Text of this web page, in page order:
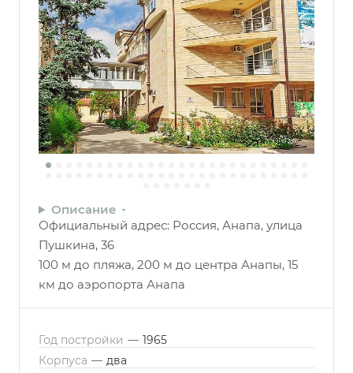
Описание
Официальный адрес: Россия, Анапа, улица
Пушкина, 36
100 м до пляжа, 200 м до центра Анапы, 15
км до аэропорта Анапа
Год постройки — 1965
Корпуса — два